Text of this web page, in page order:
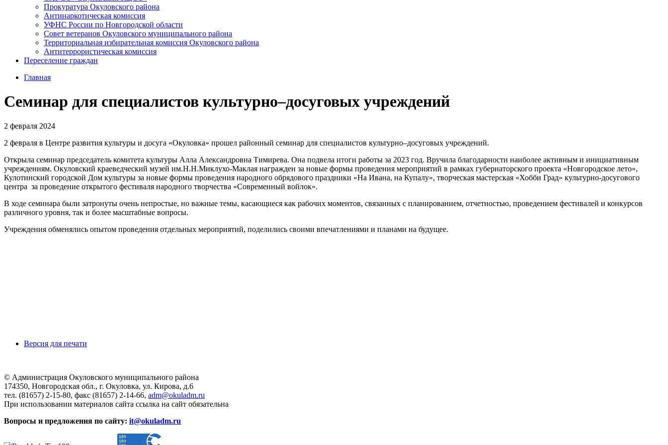
Прокуратура Окуловского района
Антинаркотическая комиссия
УФНС России по Новгородской области
Совет ветеранов Окуловского муниципального района
Территориальная избирательная комиссия Окуловского района
Антитеррористическая комиссия
Переселение граждан
Главная
Семинар для специалистов культурно–досуговых учреждений
2 февраля 2024
2 февраля в Центре развития культуры и досуга «Окуловка» прошел районный семинар для специалистов культурно–досуговых учреждений.
Открыла семинар председатель комитета культуры Алла Александровна Тимирева. Она подвела итоги работы за 2023 год. Вручила благодарности наиболее активным и инициативным
учреждениям. Окуловский краеведческий музей им.Н.Н.Миклухо-Маклая награжден за новые формы проведения мероприятий в рамках губернаторского проекта «Новгородское лето»,
Кулотинский городской Дом культуры за новые формы проведения народного обрядового праздники «На Ивана, на Купалу», творческая мастерская «Хобби Град» культурно-досугового
центра за проведение открытого фестиваля народного творчества «Современный войлок».
В ходе семинара были затронуты очень непростые, но важные темы, касающиеся как рабочих моментов, связанных с планированием, отчетностью, проведением фестивалей и конкурсов
различного уровня, так и более масштабные вопросы.
Учреждения обменялись опытом проведения отдельных мероприятий, поделились своими впечатлениями и планами на будущее.
Версия для печати
© Администрация Окуловского муниципального района
174350, Новгородская обл., г. Окуловка, ул. Кирова, д.6
тел. (81657) 2-15-80, факс (81657) 2-14-66, adm@okuladm.ru
При использовании материалов сайта ссылка на сайт обязательна
Вопросы и предложения по сайту: it@okuladm.ru